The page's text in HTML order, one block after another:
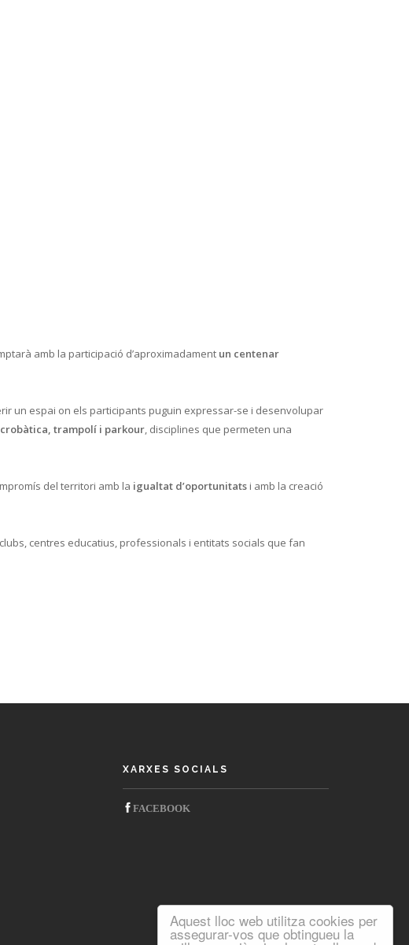
Aquest lloc web utilitza cookies per
assegurar-vos que obtingueu la
amb la participació d’aproximadament un centenar
un espai on els participants puguin expressar-se i desenvolupar
trampolí i parkour, disciplines que permeten una
del territori amb la igualtat d’oportunitats i amb la creació
centres educatius, professionals i entitats socials que fan
XARXES SOCIALS
‌FACEBOOK